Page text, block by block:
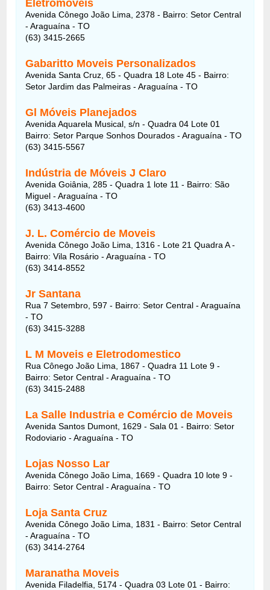
Eletromóveis
Avenida Cônego João Lima, 2378 - Bairro: Setor Central
- Araguaína - TO
(63) 3415-2665
Gabaritto Moveis Personalizados
Avenida Santa Cruz, 65 - Quadra 18 Lote 45 - Bairro:
Setor Jardim das Palmeiras - Araguaína - TO
Gl Móveis Planejados
Avenida Aquarela Musical, s/n - Quadra 04 Lote 01
Bairro: Setor Parque Sonhos Dourados - Araguaína - TO
(63) 3415-5567
Indústria de Móveis J Claro
Avenida Goiânia, 285 - Quadra 1 lote 11 - Bairro: São
Miguel - Araguaína - TO
(63) 3413-4600
J. L. Comércio de Moveis
Avenida Cônego João Lima, 1316 - Lote 21 Quadra A -
Bairro: Vila Rosário - Araguaína - TO
(63) 3414-8552
Jr Santana
Rua 7 Setembro, 597 - Bairro: Setor Central - Araguaína
- TO
(63) 3415-3288
L M Moveis e Eletrodomestico
Rua Cônego João Lima, 1867 - Quadra 11 Lote 9 -
Bairro: Setor Central - Araguaína - TO
(63) 3415-2488
La Salle Industria e Comércio de Moveis
Avenida Santos Dumont, 1629 - Sala 01 - Bairro: Setor
Rodoviario - Araguaína - TO
Lojas Nosso Lar
Avenida Cônego João Lima, 1669 - Quadra 10 lote 9 -
Bairro: Setor Central - Araguaína - TO
Loja Santa Cruz
Avenida Cônego João Lima, 1831 - Bairro: Setor Central
- Araguaína - TO
(63) 3414-2764
Maranatha Moveis
Avenida Filadelfia, 5174 - Quadra 03 Lote 01 - Bairro: